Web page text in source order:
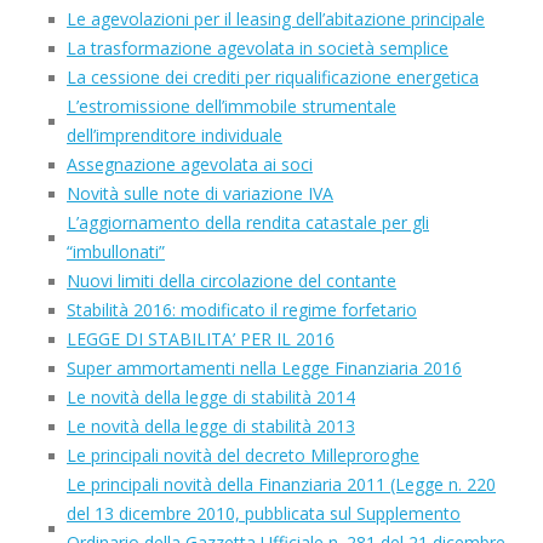
Le agevolazioni per il leasing dell’abitazione principale
La trasformazione agevolata in società semplice
La cessione dei crediti per riqualificazione energetica
L’estromissione dell’immobile strumentale
dell’imprenditore individuale
Assegnazione agevolata ai soci
Novità sulle note di variazione IVA
L’aggiornamento della rendita catastale per gli
“imbullonati”
Nuovi limiti della circolazione del contante
Stabilità 2016: modificato il regime forfetario
LEGGE DI STABILITA’ PER IL 2016
Super ammortamenti nella Legge Finanziaria 2016
Le novità della legge di stabilità 2014
Le novità della legge di stabilità 2013
Le principali novità del decreto Milleproroghe
Le principali novità della Finanziaria 2011 (Legge n. 220
del 13 dicembre 2010, pubblicata sul Supplemento